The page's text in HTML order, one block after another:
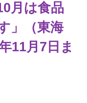
月は食品
」（東海
11月7日ま